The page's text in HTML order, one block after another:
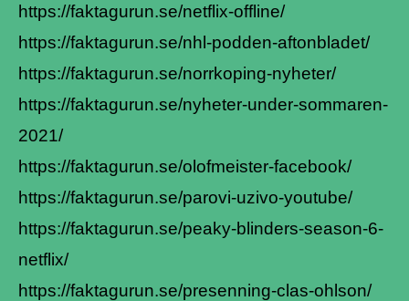
https://faktagurun.se/netflix-offline/
https://faktagurun.se/nhl-podden-aftonbladet/
https://faktagurun.se/norrkoping-nyheter/
https://faktagurun.se/nyheter-under-sommaren-
2021/
https://faktagurun.se/olofmeister-facebook/
https://faktagurun.se/parovi-uzivo-youtube/
https://faktagurun.se/peaky-blinders-season-6-
netflix/
https://faktagurun.se/presenning-clas-ohlson/